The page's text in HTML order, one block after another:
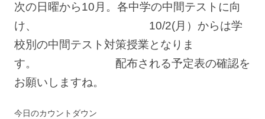
次の日曜から10月。各中学の中間テストに向
け、 10/2(月）からは学
校別の中間テスト対策授業となりま
す。 配布される予定表の確認を
お願いしますね。
今日のカウントダウン